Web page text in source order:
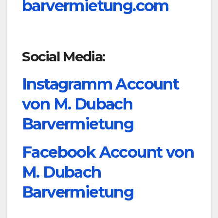
barvermietung.com
Social Media:
Instagramm Account
von M. Dubach
Barvermietung
Facebook Account von
M. Dubach
Barvermietung